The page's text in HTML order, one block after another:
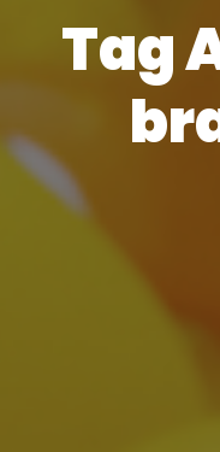
Tag